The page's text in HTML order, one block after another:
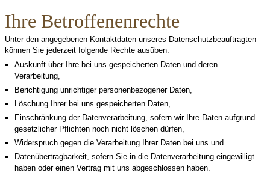
Ihre Betroffenenrechte
Unter den angegebenen Kontaktdaten unseres Datenschutzbeauftragten
können Sie jederzeit folgende Rechte ausüben:
Auskunft über Ihre bei uns gespeicherten Daten und deren
Verarbeitung,
Berichtigung unrichtiger personenbezogener Daten,
Löschung Ihrer bei uns gespeicherten Daten,
Einschränkung der Datenverarbeitung, sofern wir Ihre Daten aufgrund
gesetzlicher Pflichten noch nicht löschen dürfen,
Widerspruch gegen die Verarbeitung Ihrer Daten bei uns und
Datenübertragbarkeit, sofern Sie in die Datenverarbeitung eingewilligt
haben oder einen Vertrag mit uns abgeschlossen haben.